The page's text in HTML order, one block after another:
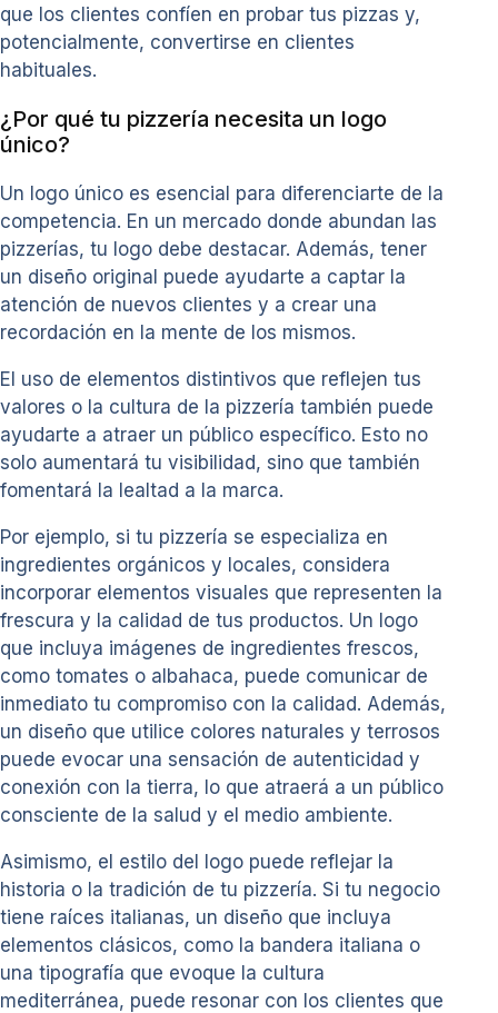
que los clientes confíen en probar tus pizzas y,
potencialmente, convertirse en clientes
habituales.
¿Por qué tu pizzería necesita un logo
único?
Un logo único es esencial para diferenciarte de la
competencia. En un mercado donde abundan las
pizzerías, tu logo debe destacar. Además, tener
un diseño original puede ayudarte a captar la
atención de nuevos clientes y a crear una
recordación en la mente de los mismos.
El uso de elementos distintivos que reflejen tus
valores o la cultura de la pizzería también puede
ayudarte a atraer un público específico. Esto no
solo aumentará tu visibilidad, sino que también
fomentará la lealtad a la marca.
Por ejemplo, si tu pizzería se especializa en
ingredientes orgánicos y locales, considera
incorporar elementos visuales que representen la
frescura y la calidad de tus productos. Un logo
que incluya imágenes de ingredientes frescos,
como tomates o albahaca, puede comunicar de
inmediato tu compromiso con la calidad. Además,
un diseño que utilice colores naturales y terrosos
puede evocar una sensación de autenticidad y
conexión con la tierra, lo que atraerá a un público
consciente de la salud y el medio ambiente.
Asimismo, el estilo del logo puede reflejar la
historia o la tradición de tu pizzería. Si tu negocio
tiene raíces italianas, un diseño que incluya
elementos clásicos, como la bandera italiana o
una tipografía que evoque la cultura
mediterránea, puede resonar con los clientes que